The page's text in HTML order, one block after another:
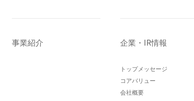
事業紹介 企業・IR情報
トップメッセージ
コアバリュー
会社概要